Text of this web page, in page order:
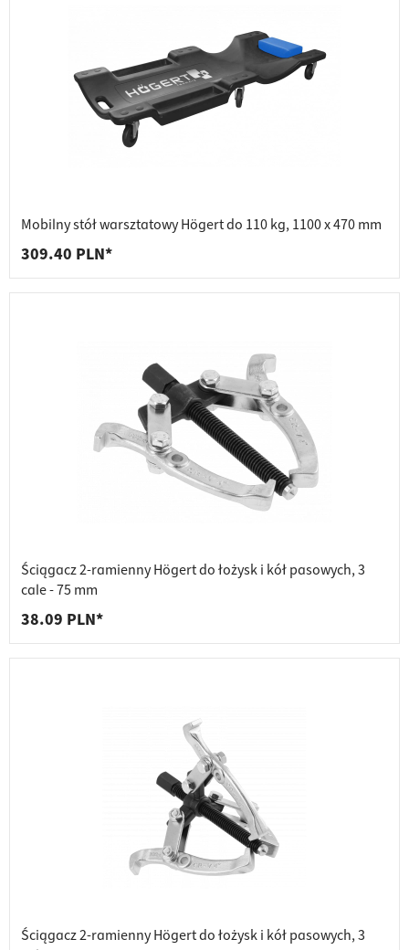
Mobilny stół warsztatowy Högert do 110 kg, 1100 x 470 mm
309.40 PLN*
Ściągacz 2-ramienny Högert do łożysk i kół pasowych, 3
cale - 75 mm
38.09 PLN*
Ściągacz 2-ramienny Högert do łożysk i kół pasowych, 3